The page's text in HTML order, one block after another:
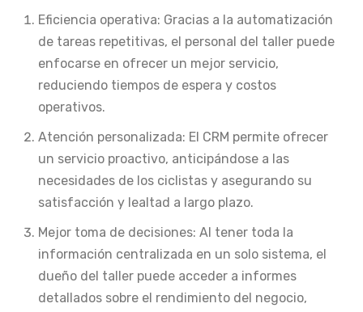
Eficiencia operativa: Gracias a la automatización
de tareas repetitivas, el personal del taller puede
enfocarse en ofrecer un mejor servicio,
reduciendo tiempos de espera y costos
operativos.
Atención personalizada: El CRM permite ofrecer
un servicio proactivo, anticipándose a las
necesidades de los ciclistas y asegurando su
satisfacción y lealtad a largo plazo.
Mejor toma de decisiones: Al tener toda la
información centralizada en un solo sistema, el
dueño del taller puede acceder a informes
detallados sobre el rendimiento del negocio,